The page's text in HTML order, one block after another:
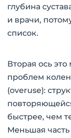
глубина
и врачи,
список.
Вторая ось
проблем
(overuse):
быстрее, чем
Меньшая